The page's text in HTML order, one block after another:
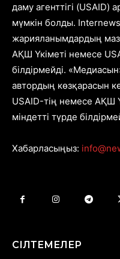
даму агенттігі (USAID)
мүмкін болды.
жарияланымдардың
АҚШ Үкіметі немесе
білдірмейді.
автордың көзқарасын
USAID-тің немесе АҚШ
міндетті түрде
Хабарласыңыз:
СІЛТЕМЕЛЕР